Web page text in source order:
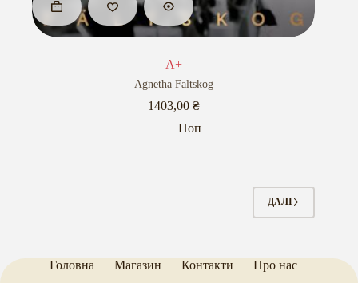
A+
Agnetha Faltskog
1403,00 ₴
Поп
ДАЛІ
Головна Магазин Контакти Про нас